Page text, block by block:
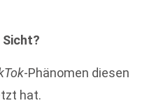
-Phänomen diesen
hat.